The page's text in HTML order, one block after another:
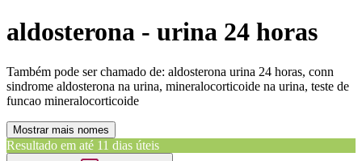
aldosterona - urina 24 horas
Também pode ser chamado de: aldosterona urina 24 horas, conn
sindrome aldosterona na urina, mineralocorticoide na urina, teste de
funcao mineralocorticoide
Mostrar mais nomes
Resultado em até 11 dias úteis